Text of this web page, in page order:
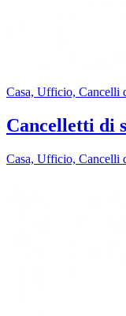
Casa, Ufficio, Cancelli
Cancelletti di
Casa, Ufficio, Cancelli